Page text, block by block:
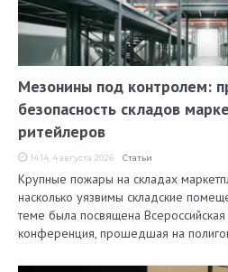
Мезонины под контролем:
безопасность складов
ритейлеров
14:14, 4 августа 2026 Статьи
Крупные пожары на складах
насколько уязвимы складские
теме была посвящена Всероссийская
конференция, прошедшая на